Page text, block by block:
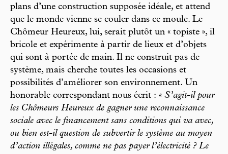
plans d’une construction supposée idéale, et attend
que le monde vienne se couler dans ce moule. Le
Chômeur Heureux, lui, serait plutôt un « topiste », il
bricole et expérimente à partir de lieux et d’objets
qui sont à portée de main. Il ne construit pas de
système, mais cherche toutes les occasions et
possibilités d’améliorer son environnement. Un
honorable correspondant nous écrit : « S’agit-il pour
les Chômeurs Heureux de gagner une reconnaissance
sociale avec le financement sans conditions qui va avec,
ou bien est-il question de subvertir le système au moyen
d’action illégales, comme ne pas payer l’électricité ? Le